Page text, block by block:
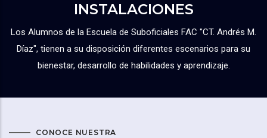
INSTALACIONES
Los Alumnos de la Escuela de Suboficiales FAC "CT. Andrés M.
Díaz", tienen a su disposición diferentes escenarios para su
bienestar, desarrollo de habilidades y aprendizaje.
CONOCE NUESTRA